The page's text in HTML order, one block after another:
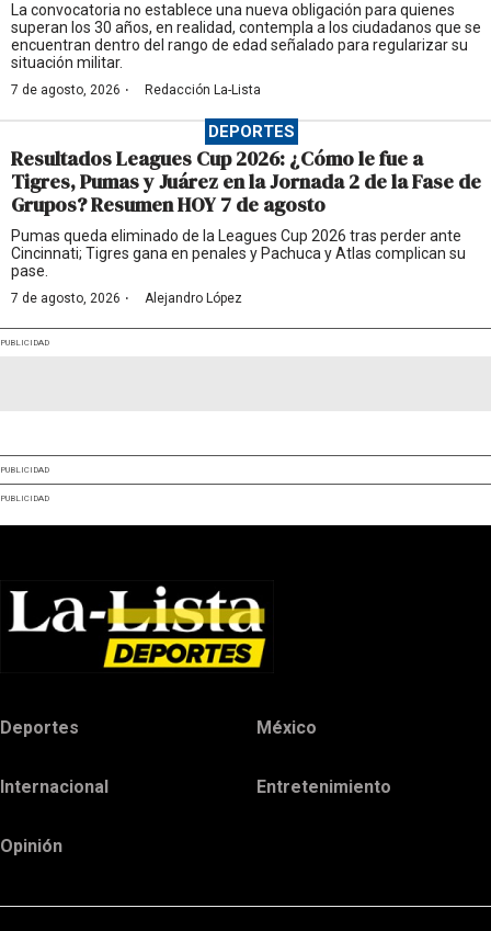
La convocatoria no establece una nueva obligación para quienes
superan los 30 años, en realidad, contempla a los ciudadanos que se
encuentran dentro del rango de edad señalado para regularizar su
situación militar.
7 de agosto, 2026 · Redacción La-Lista
DEPORTES
Resultados Leagues Cup 2026: ¿Cómo le fue a
Tigres, Pumas y Juárez en la Jornada 2 de la Fase de
Grupos? Resumen HOY 7 de agosto
Pumas queda eliminado de la Leagues Cup 2026 tras perder ante
Cincinnati; Tigres gana en penales y Pachuca y Atlas complican su
pase.
7 de agosto, 2026 · Alejandro López
PUBLICIDAD
PUBLICIDAD
PUBLICIDAD
Deportes México
Internacional Entretenimiento
Opinión